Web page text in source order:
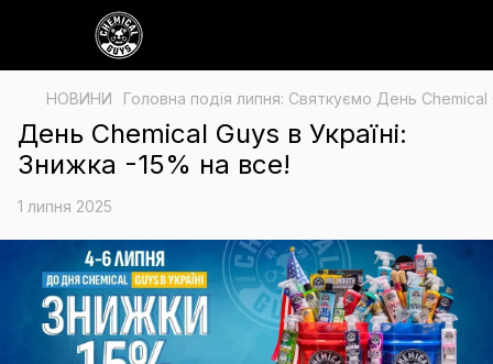
НОВИНИ Головна подія липня: Святкуємо День Chemical
День Chemical Guys в Україні:
Знижка -15% на все!
1 липня 2025